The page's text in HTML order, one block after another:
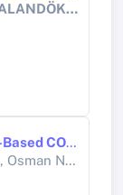
13th INTERNATIONAL PALANDÖKEN SCIENTIFIC RESEARCH CONGRESS
Determinants of Energy-Based CO₂ Emissions: A Panel Data Analysis for OECD Countries
, Osman Nuri AKARSU